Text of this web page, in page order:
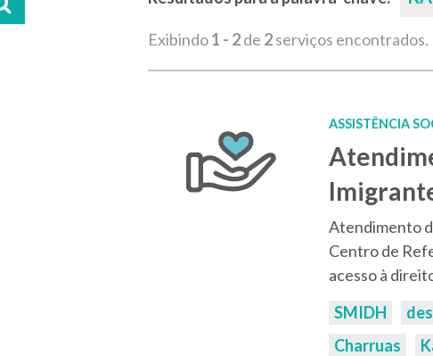
Exibindo1 - 2de 2serviços encontrados.
ASSISTÊNCIA
Atendimento
Centro de
acesso à
Palavras-
chaves:
SMIDH
Charruas